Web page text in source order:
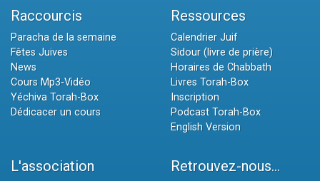
Raccourcis
Paracha de la semaine
Fêtes Juives
News
Cours Mp3-Vidéo
Yéchiva Torah-Box
Dédicacer un cours
Ressources
Calendrier Juif
Sidour (livre de prière)
Horaires de Chabbath
Livres Torah-Box
Inscription
Podcast Torah-Box
English Version
L'association Retrouvez-nous...